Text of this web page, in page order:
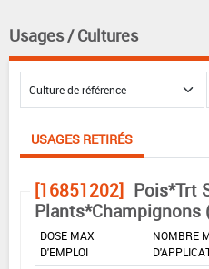
Usages / Cultures
USAGES RETIRÉS
[16851202] Pois*Trt
Plants*Champignons
DOSE MAX
D'EMPLOI
NOMBRE